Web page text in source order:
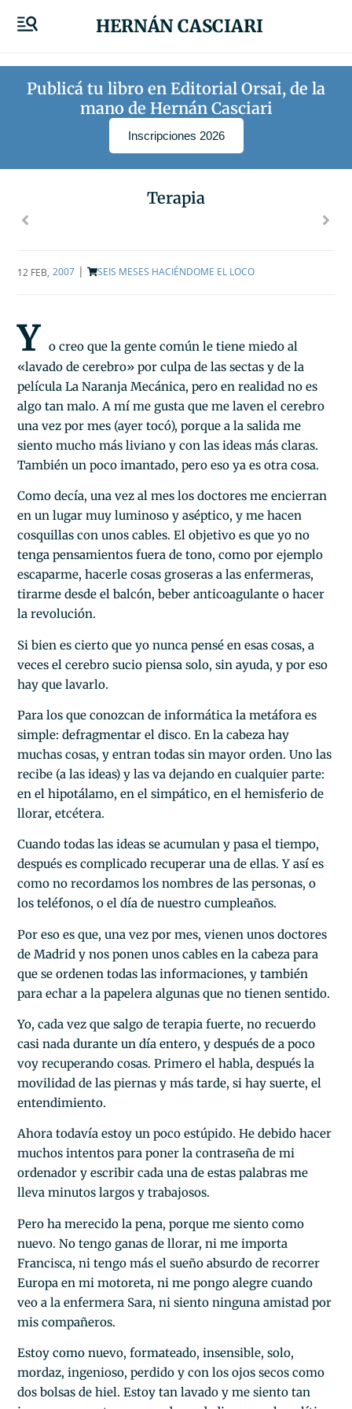
HERNÁN CASCIARI
Publicá tu libro en Editorial Orsai, de la
mano de Hernán Casciari
Inscripciones 2026
Terapia
12 FEB, 2007 | SEIS MESES HACIÉNDOME EL LOCO
Y o creo que la gente común le tiene miedo al
«lavado de cerebro» por culpa de las sectas y de la
película La Naranja Mecánica, pero en realidad no es
algo tan malo. A mí me gusta que me laven el cerebro
una vez por mes (ayer tocó), porque a la salida me
siento mucho más liviano y con las ideas más claras.
También un poco imantado, pero eso ya es otra cosa.
Como decía, una vez al mes los doctores me encierran
en un lugar muy luminoso y aséptico, y me hacen
cosquillas con unos cables. El objetivo es que yo no
tenga pensamientos fuera de tono, como por ejemplo
escaparme, hacerle cosas groseras a las enfermeras,
tirarme desde el balcón, beber anticoagulante o hacer
la revolución.
Si bien es cierto que yo nunca pensé en esas cosas, a
veces el cerebro sucio piensa solo, sin ayuda, y por eso
hay que lavarlo.
Para los que conozcan de informática la metáfora es
simple: defragmentar el disco. En la cabeza hay
muchas cosas, y entran todas sin mayor orden. Uno las
recibe (a las ideas) y las va dejando en cualquier parte:
en el hipotálamo, en el simpático, en el hemisferio de
llorar, etcétera.
Cuando todas las ideas se acumulan y pasa el tiempo,
después es complicado recuperar una de ellas. Y así es
como no recordamos los nombres de las personas, o
los teléfonos, o el día de nuestro cumpleaños.
Por eso es que, una vez por mes, vienen unos doctores
de Madrid y nos ponen unos cables en la cabeza para
que se ordenen todas las informaciones, y también
para echar a la papelera algunas que no tienen sentido.
Yo, cada vez que salgo de terapia fuerte, no recuerdo
casi nada durante un día entero, y después de a poco
voy recuperando cosas. Primero el habla, después la
movilidad de las piernas y más tarde, si hay suerte, el
entendimiento.
Ahora todavía estoy un poco estúpido. He debido hacer
muchos intentos para poner la contraseña de mi
ordenador y escribir cada una de estas palabras me
lleva minutos largos y trabajosos.
Pero ha merecido la pena, porque me siento como
nuevo. No tengo ganas de llorar, ni me importa
Francisca, ni tengo más el sueño absurdo de recorrer
Europa en mi motoreta, ni me pongo alegre cuando
veo a la enfermera Sara, ni siento ninguna amistad por
mis compañeros.
Estoy como nuevo, formateado, insensible, solo,
mordaz, ingenioso, perdido y con los ojos secos como
dos bolsas de hiel. Estoy tan lavado y me siento tan